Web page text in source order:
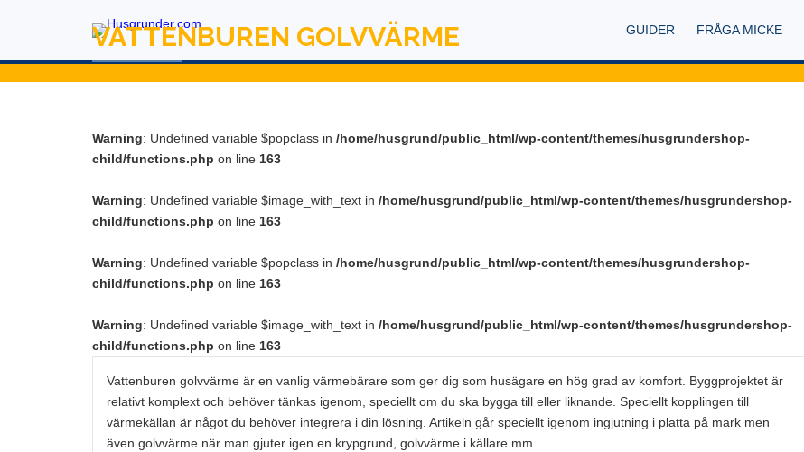
GUIDER FRÅGA MICKE
VATTENBUREN GOLVVÄRME
Warning: Undefined variable $popclass in /home/husgrund/public_html/wp-content/themes/husgrundershop-
child/functions.php on line 163
Warning: Undefined variable $image_with_text in /home/husgrund/public_html/wp-content/themes/husgrundershop-
child/functions.php on line 163
Warning: Undefined variable $popclass in /home/husgrund/public_html/wp-content/themes/husgrundershop-
child/functions.php on line 163
Warning: Undefined variable $image_with_text in /home/husgrund/public_html/wp-content/themes/husgrundershop-
child/functions.php on line 163
Vattenburen golvvärme är en vanlig värmebärare som ger dig som husägare en hög grad av komfort. Byggprojektet är
relativt komplext och behöver tänkas igenom, speciellt om du ska bygga till eller liknande. Speciellt kopplingen till
värmekällan är något du behöver integrera i din lösning. Artikeln går speciellt igenom ingjutning i platta på mark men
även golvvärme när man gjuter igen en krypgrund, golvvärme i källare mm.